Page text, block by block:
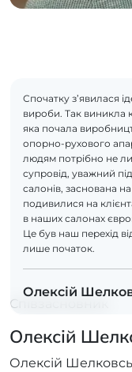
Спочатку з’явилася
вироби. Так виникла
яка почала
опорно-рухового
людям потрібно не
супровід, уважний
салонів, заснована
подивилися на
в наших салонах
Це був наш перехід
лише початок.
Олексій
Співзасновник
Олексій
Олексій